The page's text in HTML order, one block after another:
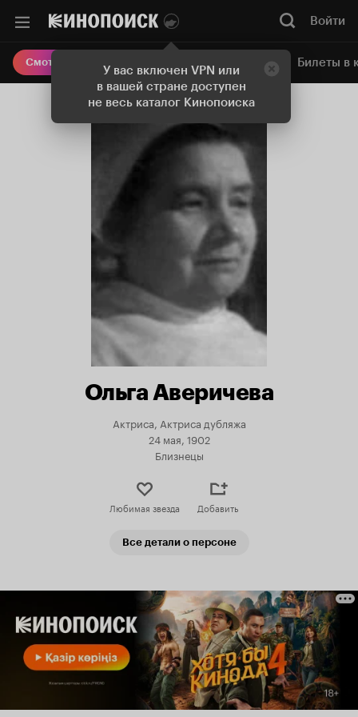
У вас включен VPN или
в вашей стране доступен
не весь каталог Кинопоиска
Войти
Смотреть кино Онлайн-кинотеатр Билеты в
Ольга Аверичева
Актриса, Актриса дубляжа
24 мая, 1902
Близнецы
Любимая звезда Добавить
Все детали о персоне